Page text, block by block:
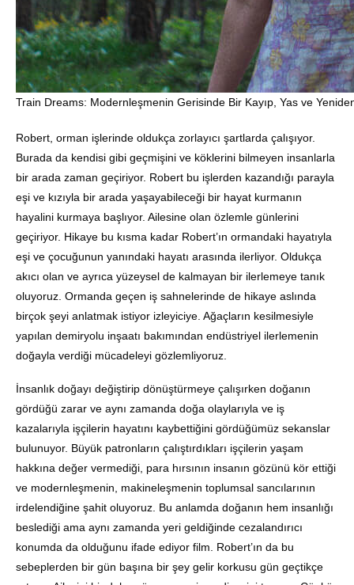
Train Dreams: Modernleşmenin Gerisinde Bir Kayıp, Yas ve
Robert, orman işlerinde oldukça zorlayıcı şartlarda çalışıyor.
Burada da kendisi gibi geçmişini ve köklerini bilmeyen insanlarla
bir arada zaman geçiriyor. Robert bu işlerden kazandığı parayla
eşi ve kızıyla bir arada yaşayabileceği bir hayat kurmanın
hayalini kurmaya başlıyor. Ailesine olan özlemle günlerini
geçiriyor. Hikaye bu kısma kadar Robert’ın ormandaki hayatıyla
eşi ve çocuğunun yanındaki hayatı arasında ilerliyor. Oldukça
akıcı olan ve ayrıca yüzeysel de kalmayan bir ilerlemeye tanık
oluyoruz. Ormanda geçen iş sahnelerinde de hikaye aslında
birçok şeyi anlatmak istiyor izleyiciye. Ağaçların kesilmesiyle
yapılan demiryolu inşaatı bakımından endüstriyel ilerlemenin
doğayla verdiği mücadeleyi gözlemliyoruz.
İnsanlık doğayı değiştirip dönüştürmeye çalışırken doğanın
gördüğü zarar ve aynı zamanda doğa olaylarıyla ve iş
kazalarıyla işçilerin hayatını kaybettiğini gördüğümüz sekanslar
bulunuyor. Büyük patronların çalıştırdıkları işçilerin yaşam
hakkına değer vermediği, para hırsının insanın gözünü kör ettiği
ve modernleşmenin, makineleşmenin toplumsal sancılarının
irdelendiğine şahit oluyoruz. Bu anlamda doğanın hem insanlığı
beslediği ama aynı zamanda yeri geldiğinde cezalandırıcı
konumda da olduğunu ifade ediyor film. Robert’ın da bu
sebeplerden bir gün başına bir şey gelir korkusu gün geçtikçe